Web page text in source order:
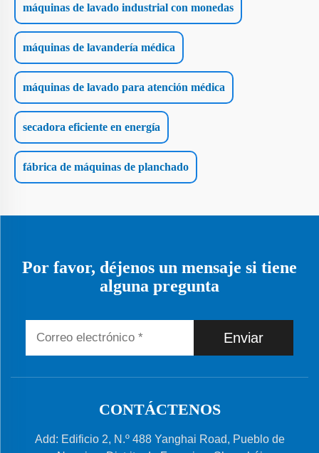
máquinas de lavado industrial con monedas
máquinas de lavandería médica
máquinas de lavado para atención médica
secadora eficiente en energía
fábrica de máquinas de planchado
Por favor, déjenos un mensaje si tiene
alguna pregunta
Enviar
CONTÁCTENOS
Add: Edificio 2, N.º 488 Yanghai Road, Pueblo de